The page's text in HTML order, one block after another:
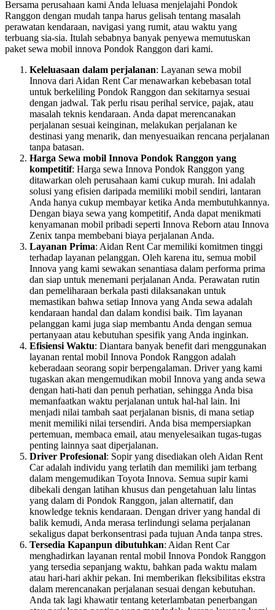
Bersama perusahaan kami Anda leluasa menjelajahi Pondok
Ranggon dengan mudah tanpa harus gelisah tentang masalah
perawatan kendaraan, navigasi yang rumit, atau waktu yang
terbuang sia-sia. Itulah sebabnya banyak penyewa memutuskan
paket sewa mobil innova Pondok Ranggon dari kami.
Keleluasaan dalam perjalanan: Layanan sewa mobil
Innova dari Aidan Rent Car menawarkan kebebasan total
untuk berkeliling Pondok Ranggon dan sekitarnya sesuai
dengan jadwal. Tak perlu risau perihal service, pajak, atau
masalah teknis kendaraan. Anda dapat merencanakan
perjalanan sesuai keinginan, melakukan perjalanan ke
destinasi yang menarik, dan menyesuaikan rencana perjalanan
tanpa batasan.
Harga Sewa mobil Innova Pondok Ranggon yang
kompetitif: Harga sewa Innova Pondok Ranggon yang
ditawarkan oleh perusahaan kami cukup murah. Ini adalah
solusi yang efisien daripada memiliki mobil sendiri, lantaran
Anda hanya cukup membayar ketika Anda membutuhkannya.
Dengan biaya sewa yang kompetitif, Anda dapat menikmati
kenyamanan mobil pribadi seperti Innova Reborn atau Innova
Zenix tanpa membebani biaya perjalanan Anda.
Layanan Prima: Aidan Rent Car memiliki komitmen tinggi
terhadap layanan pelanggan. Oleh karena itu, semua mobil
Innova yang kami sewakan senantiasa dalam performa prima
dan siap untuk menemani perjalanan Anda. Perawatan rutin
dan pemeliharaan berkala pasti dilaksanakan untuk
memastikan bahwa setiap Innova yang Anda sewa adalah
kendaraan handal dan dalam kondisi baik. Tim layanan
pelanggan kami juga siap membantu Anda dengan semua
pertanyaan atau kebutuhan spesifik yang Anda inginkan.
Efisiensi Waktu: Diantara banyak benefit dari menggunakan
layanan rental mobil Innova Pondok Ranggon adalah
keberadaan seorang sopir berpengalaman. Driver yang kami
tugaskan akan mengemudikan mobil Innova yang anda sewa
dengan hati-hati dan penuh perhatian, sehingga Anda bisa
memanfaatkan waktu perjalanan untuk hal-hal lain. Ini
menjadi nilai tambah saat perjalanan bisnis, di mana setiap
menit memiliki nilai tersendiri. Anda bisa mempersiapkan
pertemuan, membaca email, atau menyelesaikan tugas-tugas
penting lainnya saat diperjalanan.
Driver Profesional: Sopir yang disediakan oleh Aidan Rent
Car adalah individu yang terlatih dan memiliki jam terbang
dalam mengemudikan Toyota Innova. Semua supir kami
dibekali dengan latihan khusus dan pengetahuan lalu lintas
yang dalam di Pondok Ranggon, jalan alternatif, dan
knowledge teknis kendaraan. Dengan driver yang handal di
balik kemudi, Anda merasa terlindungi selama perjalanan
sekaligus dapat berkonsentrasi pada tujuan Anda tanpa stres.
Tersedia Kapanpun dibutuhkan: Aidan Rent Car
menghadirkan layanan rental mobil Innova Pondok Ranggon
yang tersedia sepanjang waktu, bahkan pada waktu malam
atau hari-hari akhir pekan. Ini memberikan fleksibilitas ekstra
dalam merencanakan perjalanan sesuai dengan kebutuhan.
Anda tak lagi khawatir tentang keterlambatan penerbangan